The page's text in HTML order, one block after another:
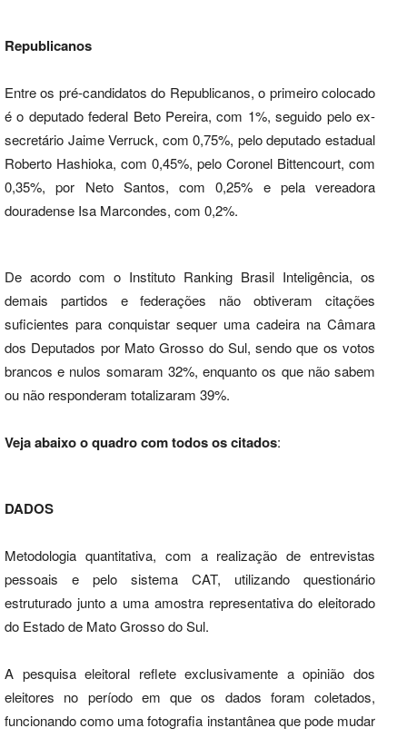
Republicanos
Entre os pré-candidatos do Republicanos, o primeiro colocado
é o deputado federal Beto Pereira, com 1%, seguido pelo ex-
secretário Jaime Verruck, com 0,75%, pelo deputado estadual
Roberto Hashioka, com 0,45%, pelo Coronel Bittencourt, com
0,35%, por Neto Santos, com 0,25% e pela vereadora
douradense Isa Marcondes, com 0,2%.
De acordo com o Instituto Ranking Brasil Inteligência, os
demais partidos e federações não obtiveram citações
suficientes para conquistar sequer uma cadeira na Câmara
dos Deputados por Mato Grosso do Sul, sendo que os votos
brancos e nulos somaram 32%, enquanto os que não sabem
ou não responderam totalizaram 39%.
Veja abaixo o quadro com todos os citados:
DADOS
Metodologia quantitativa, com a realização de entrevistas
pessoais e pelo sistema CAT, utilizando questionário
estruturado junto a uma amostra representativa do eleitorado
do Estado de Mato Grosso do Sul.
A pesquisa eleitoral reflete exclusivamente a opinião dos
eleitores no período em que os dados foram coletados,
funcionando como uma fotografia instantânea que pode mudar